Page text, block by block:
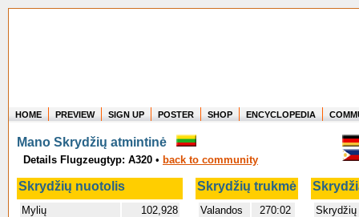
Where in the world have you flown?
How long have you been in the air?
Create your own FlightMemory and see!
HOME PREVIEW SIGN UP POSTER SHOP ENCYCLOPEDIA
Mano Skrydžių atmintinė
Details Flugzeugtyp: A320 • back to community
Skrydžių nuotolis Skrydžių trukmė
Mylių
102,928
Valandos
270:02